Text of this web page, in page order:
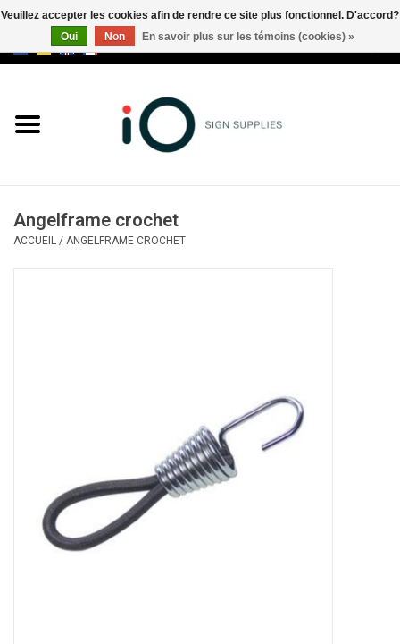
Marques
Appelez-nous au +32 3 353 67
Angelframe crochet
ACCUEIL / ANGELFRAME CROCHET
Veuillez accepter les cookies afin de rendre ce site plus fonctionnel. D'accord?
Oui
Non En savoir plus sur les témoins (cookies) »